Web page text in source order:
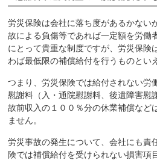
労災保険は会社に落ち度があるかない
故による負傷等であれば一定額を労働
にとって貴重な制度ですが、労災保険
わば最低限の補償給付を行うものとい
つまり、労災保険では給付されない
慰謝料（入・通院慰謝料、後遺障害
故前収入の１００％分の休業補償など
ません。
労災事故の発生について、会社にも責
険では補償給付を受けられない損害